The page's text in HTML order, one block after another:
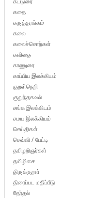
கதை
கருத்தரங்கம்
கலை
கலைச்சொற்கள்
கவிதை
காணுரை
காப்பிய இலக்கியம்
குறள்நெறி
குறுந்தகவல்
சங்க இலக்கியம்
சமய இலக்கியம்
செய்திகள்
செவ்வி / பேட்டி
தமிழறிஞர்கள்
தமிழிசை
திருக்குறள்
திரைப்பட மதிப்பீடு
தேர்தல்